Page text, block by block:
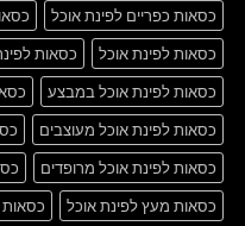
כסאות כפריים לפינת אוכל
כסאות לפינת אוכל
כסאות
כסאות לפינת אוכל במבצע
כסאות לפינת אוכל מעוצבים
כסאות לפינת אוכל מרופדים
כסאות מעץ לפינת אוכל
כסאות